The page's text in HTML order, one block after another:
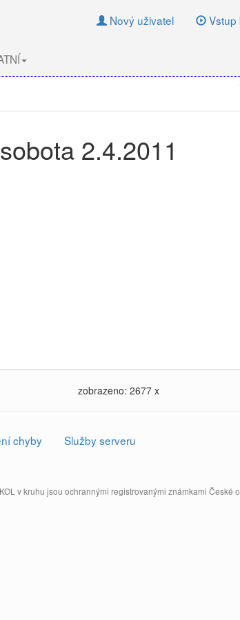
Nový uživatel Vstup
2.4.2011
zobrazeno: 2677 x
chyby
Služby serveru
v kruhu jsou ochrannými registrovanými známkami České